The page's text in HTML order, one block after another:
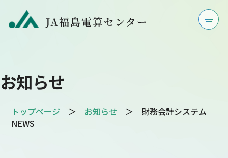
お知らせ
トップページ ＞ お知らせ ＞ 財務会計システム
NEWS